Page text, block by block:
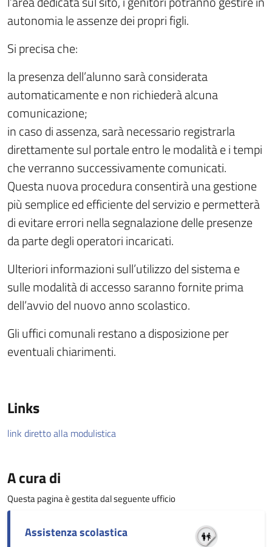
autonomia le assenze dei propri figli.
Si precisa che:
la presenza dell’alunno sarà considerata
automaticamente e non richiederà alcuna
comunicazione;
in caso di assenza, sarà necessario registrarla
direttamente sul portale entro le modalità e i tempi
che verranno successivamente comunicati.
Questa nuova procedura consentirà una gestione
più semplice ed efficiente del servizio e permetterà
di evitare errori nella segnalazione delle presenze
da parte degli operatori incaricati.
Ulteriori informazioni sull’utilizzo del sistema e
sulle modalità di accesso saranno fornite prima
dell’avvio del nuovo anno scolastico.
Gli uffici comunali restano a disposizione per
eventuali chiarimenti.
Links
link diretto alla modulistica
A cura di
Questa pagina è gestita dal seguente ufficio
Assistenza scolastica